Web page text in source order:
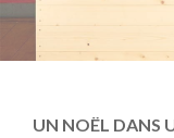
UN NOËL DANS